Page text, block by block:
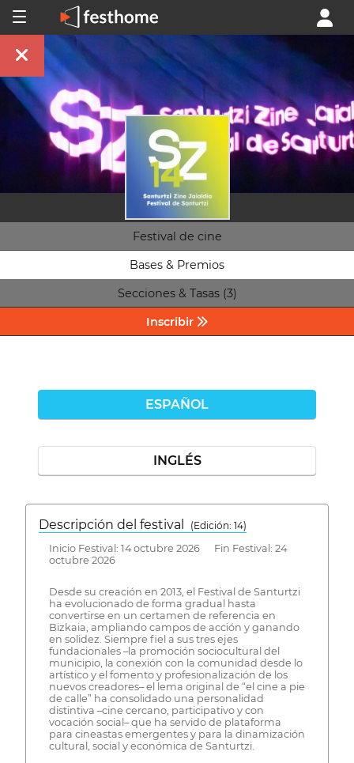
Festival de cine
Bases & Premios
Secciones & Tasas (3)
Inscribir
ESPAÑOL
INGLÉS
Descripción del festival
( Edición: 14)
Inicio Festival: 14 octubre 2026 Fin Festival: 24
octubre 2026
Desde su creación en 2013, el Festival de Santurtzi
ha evolucionado de forma gradual hasta
convertirse en un certamen de referencia en
Bizkaia, ampliando campos de acción y ganando
en solidez. Siempre fiel a sus tres ejes
fundacionales –la promoción sociocultural del
municipio, la conexión con la comunidad desde lo
artístico y el fomento y profesionalización de los
nuevos creadores– el lema original de “el cine a pie
de calle” ha consolidado una personalidad
distintiva –cine cercano, participativo y con
vocación social– que ha servido de plataforma
para cineastas emergentes y para la dinamización
cultural, social y económica de Santurtzi.